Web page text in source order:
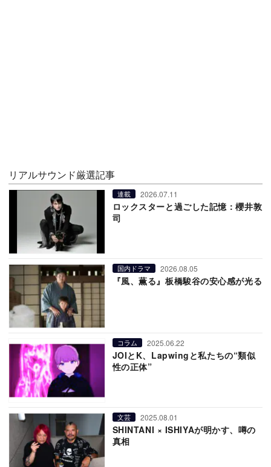
リアルサウンド厳選記事
連載 2026.07.11
ロックスターと過ごした記憶：櫻井敦
司
国内ドラマ 2026.08.05
『風、薫る』板橋駿谷の安心感が光る
コラム 2025.06.22
JOIとK、Lapwingと私たちの“類似
性の正体”
文芸 2025.08.01
SHINTANI × ISHIYAが明かす、噂の
真相